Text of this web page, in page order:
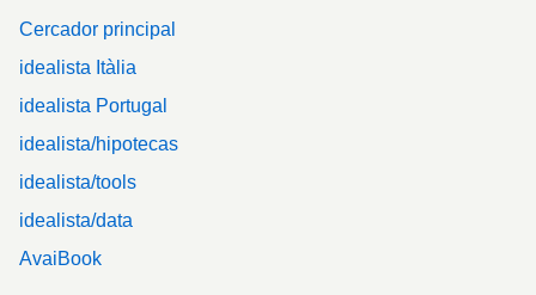
Cercador principal
idealista Itàlia
idealista Portugal
idealista/hipotecas
idealista/tools
idealista/data
AvaiBook